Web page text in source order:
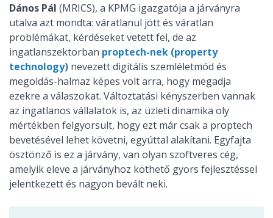
Dános Pál (MRICS), a KPMG igazgatója a járványra
utalva azt mondta: váratlanul jött és váratlan
problémákat, kérdéseket vetett fel, de az
ingatlanszektorban proptech-nek (property
technology) nevezett digitális szemléletmód és
megoldás-halmaz képes volt arra, hogy megadja
ezekre a válaszokat. Változtatási kényszerben vannak
az ingatlanos vállalatok is, az üzleti dinamika oly
mértékben felgyorsult, hogy ezt már csak a proptech
bevetésével lehet követni, egyúttal alakítani. Egyfajta
ösztönző is ez a járvány, van olyan szoftveres cég,
amelyik eleve a járványhoz köthető gyors fejlesztéssel
jelentkezett és nagyon bevált neki.